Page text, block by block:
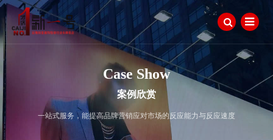
Case Show
案例欣赏
一站式服务，能提高品牌营销应对市场的反应能力与反应速度